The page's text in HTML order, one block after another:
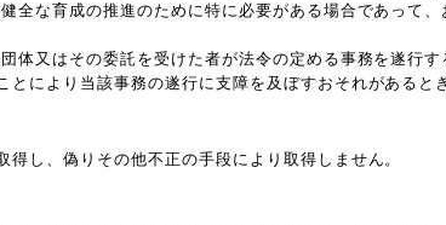
全な育成の推進のために特に必要がある場合であって
体又はその委託を受けた者が法令の定める事務を遂行
とにより当該事務の遂行に支障を及ぼすおそれがあるとき
得し、偽りその他不正の手段により取得しません。